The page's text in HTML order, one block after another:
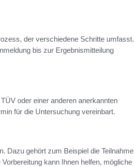
der verschiedene Schritte umfasst.
bis zur Ergebnismitteilung
oder einer anderen anerkannten
für die Untersuchung vereinbart.
Dazu gehört zum Beispiel die Teilnahme
kann Ihnen helfen, mögliche